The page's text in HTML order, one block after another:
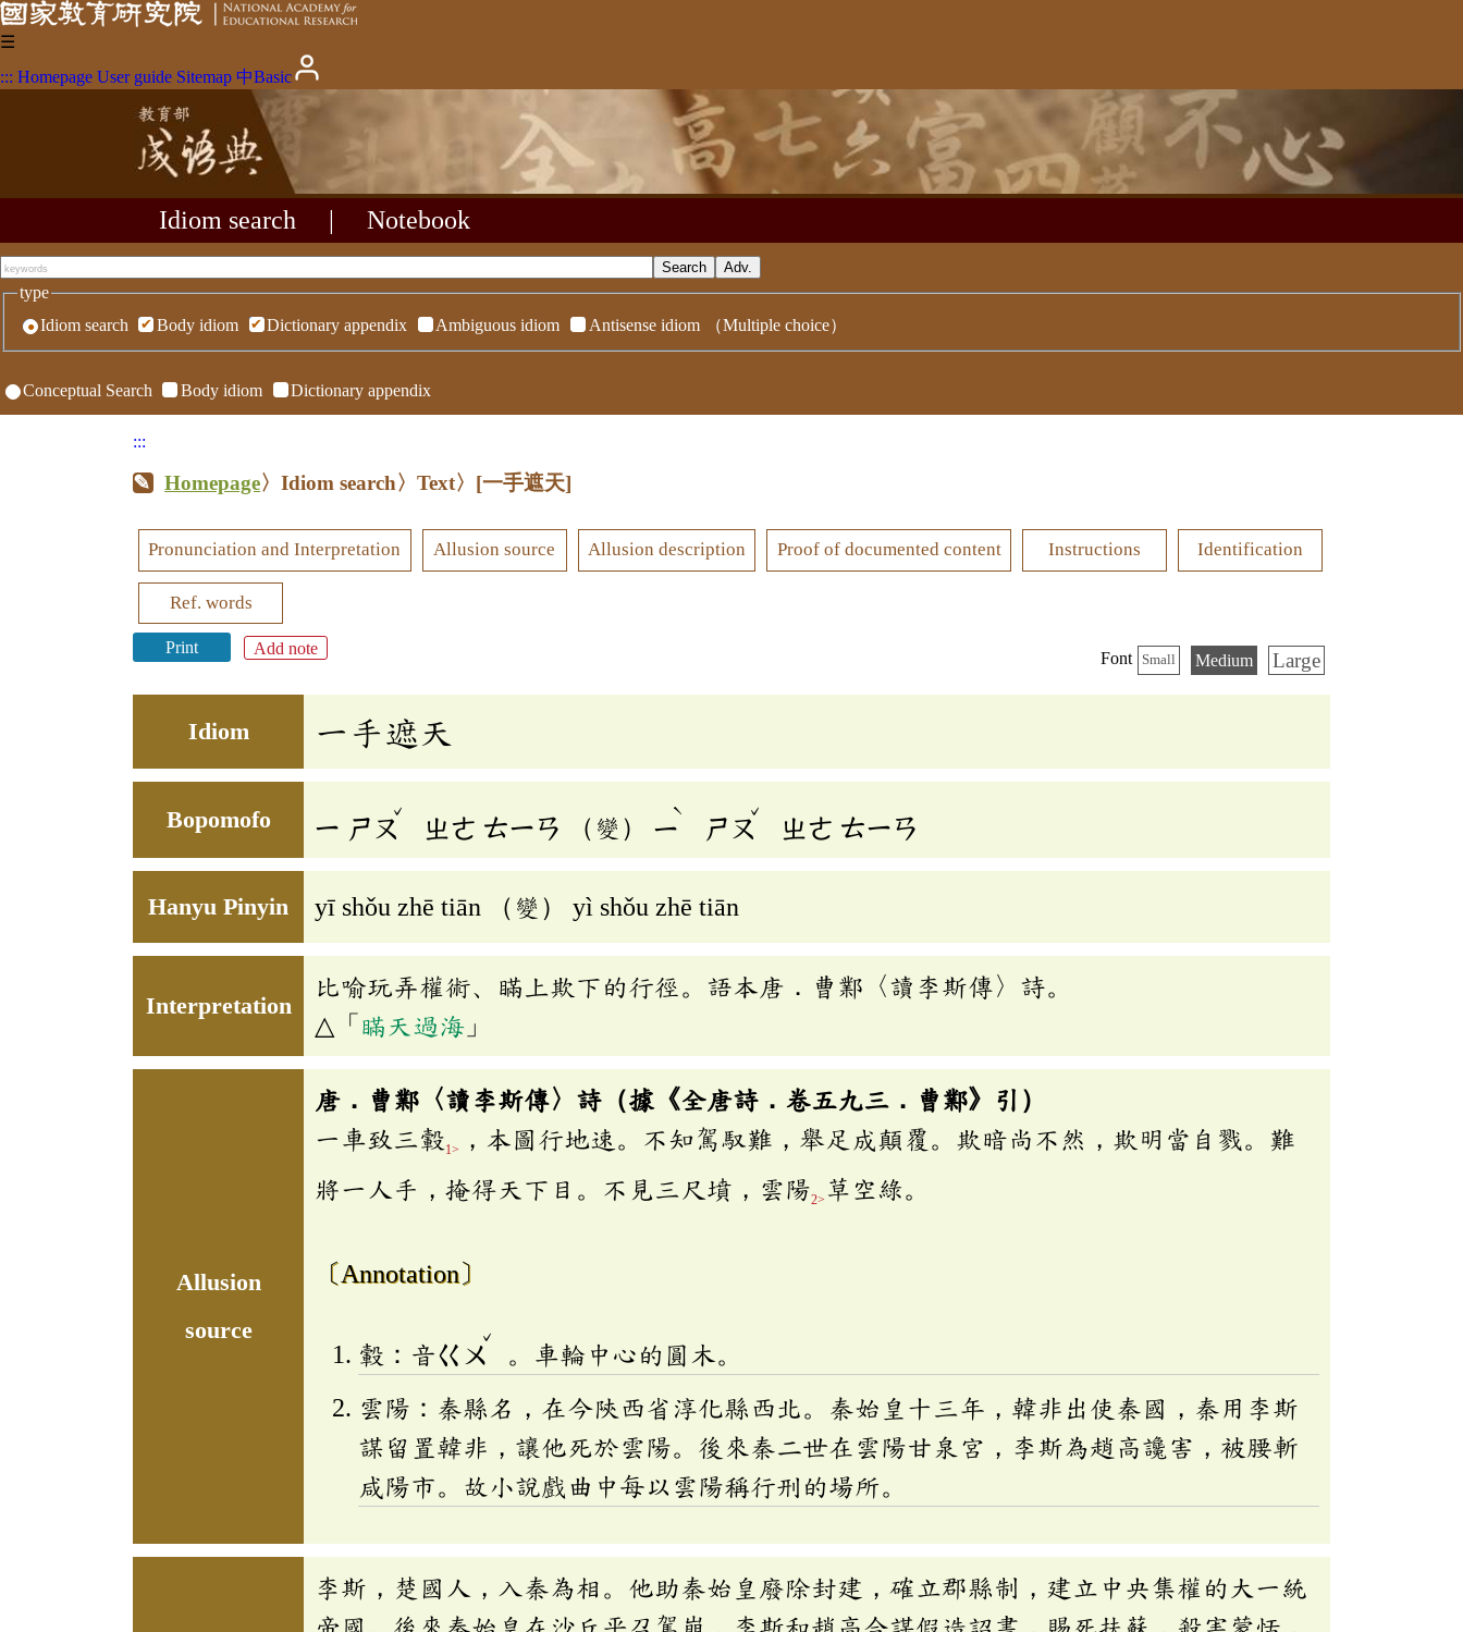
☰
::: Homepage User guide Sitemap 中Basic
Idiom search Notebook
type
Idiom search
Body idiom Dictionary appendix Ambiguous idiom Antisense idiom （Multiple choice）
Conceptual Search Body idiom Dictionary appendix
:::
Homepage〉Idiom search〉Text〉 [一手遮天]
Pronunciation and Interpretation Allusion source Allusion description Proof of documented content Instructions Identification
Ref. words
Print Add note
Font Small Medium Large
Idiom 一手遮天
Bopomofo ㄧ ㄕㄡ
ˇ
ㄓㄜ ㄊㄧㄢ （變） ㄧ
ˋ
ㄕㄡ
ˇ
ㄓㄜ ㄊㄧㄢ
Hanyu Pinyin yī shǒu zhē tiān （變） yì shǒu zhē tiān
Interpretation
比喻玩弄權術、瞞上欺下的行徑。語本唐．曹鄴〈讀李斯傳〉詩。
△「 瞞天過海 」
Allusion
source
唐．曹鄴〈讀李斯傳〉詩（據《全唐詩．卷五九三．曹鄴》引）
一車致三轂1>
，本圖行地速。不知駕馭難，舉足成顛覆。欺暗尚不然，欺明當自戮。難
將一人手，掩得天下目。不見三尺墳，雲陽2> 草空綠。
〔Annotation〕
轂：音ㄍㄨ
ˇ
。車輪中心的圓木。
雲陽：秦縣名，在今陝西省淳化縣西北。秦始皇十三年，韓非出使秦國，秦用李斯
謀留置韓非，讓他死於雲陽。後來秦二世在雲陽甘泉宮，李斯為趙高讒害，被腰斬
咸陽市。故小說戲曲中每以雲陽稱行刑的場所。
李斯，楚國人，入秦為相。他助秦始皇廢除封建，確立郡縣制，建立中央集權的大一統